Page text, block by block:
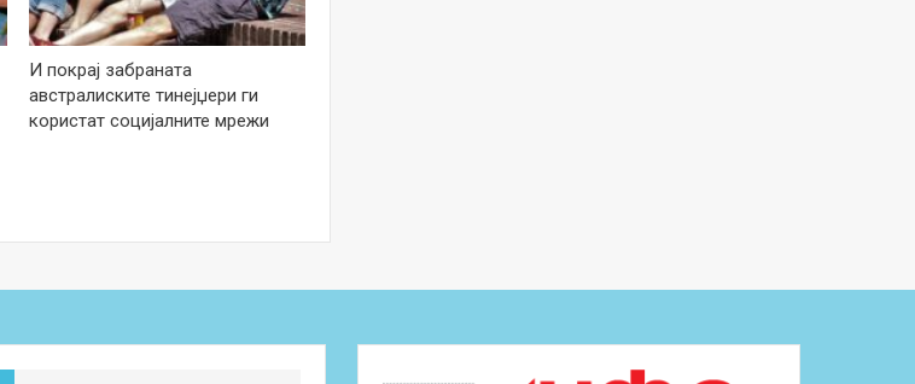
И покрај забраната
австралиските тинејџери ги
користат социјалните мрежи